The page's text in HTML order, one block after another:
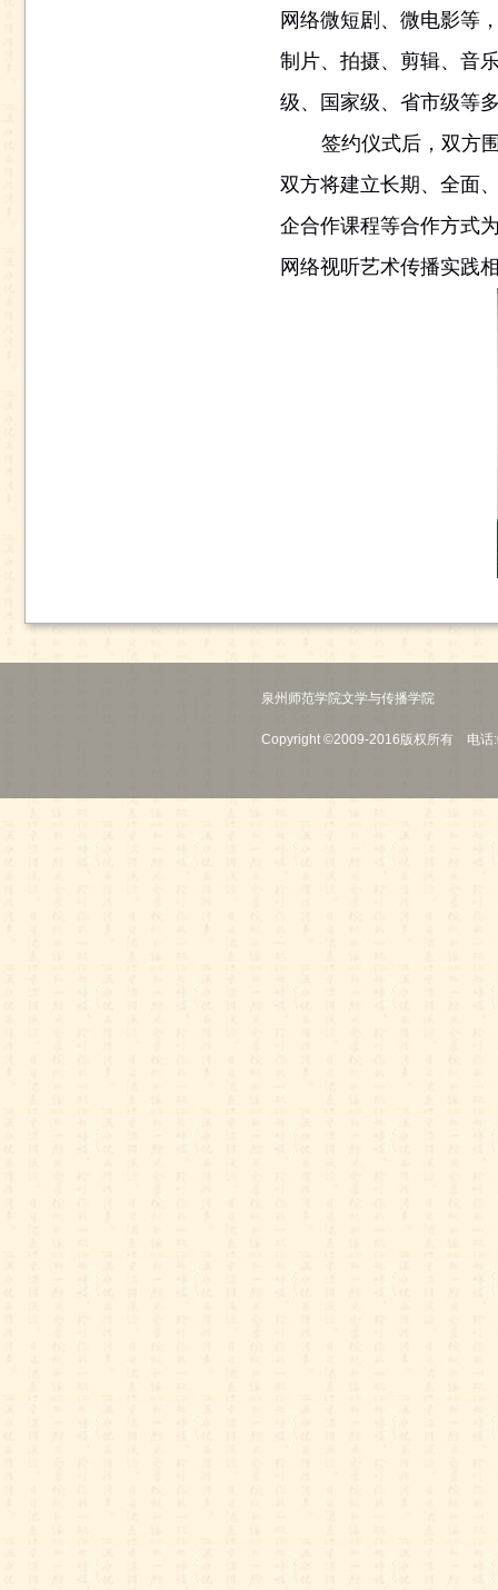
网络微短剧、微电影等
制片、拍摄、剪辑、音
级、国家级、省市级等
签约仪式后，双方
双方将建立长期、全面
企合作课程等合作方式
网络视听艺术传播实践
泉州师范学院文学与传播学院
Copyright ©2009-2016版权所有 电话